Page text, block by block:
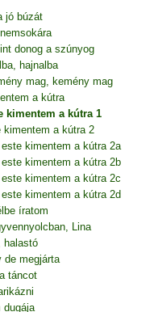
jó búzát
donog a szúnyog
hajnalba
mag, kemény mag
a kútra
kimentem a kútra 1
kimentem a kútra 2
kimentem a kútra 2a
kimentem a kútra 2b
kimentem a kútra 2c
kimentem a kútra 2d
íratom
Lina
halastó
de megjárta
táncot
dugája